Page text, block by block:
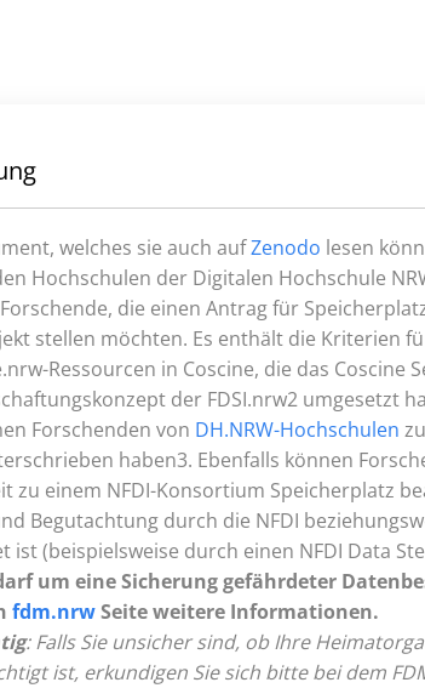
welches sie auch aufZenodo lesen
Hochschulen der Digitalen Hochschule
die einen Antrag für
stellen möchten. Es enthält die Kriterien
Ressourcen in Coscine, die das Coscine
der FDSI.nrw2 umgesetzt
Forschenden von DH.NRW-Hochschulen
haben3. Ebenfalls können
zu einem NFDI-Konsortium Speicherplatz
Begutachtung durch die NFDI
ist (beispielsweise durch einen NFDI Data
um eine Sicherung gefährdeter
fdm.nrwSeite weitere Informationen.
: Falls Sie unsicher sind, ob Ihre
ist, erkundigen Sie sich bitte bei dem